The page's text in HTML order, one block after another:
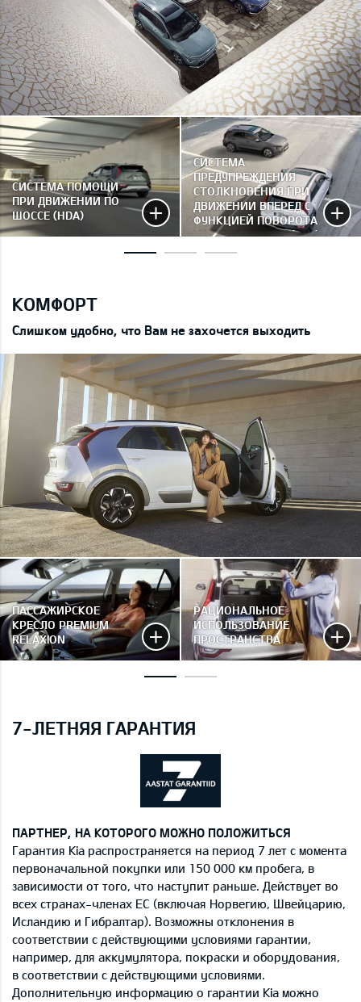
СИСТЕМА ПОМОЩИ
ПРИ ДВИЖЕНИИ ПО
ШОССЕ (HDA)
СИСТЕМА
ПРЕДУПРЕЖДЕНИЯ
СТОЛКНОВЕНИЯ ПРИ
ДВИЖЕНИИ ВПЕРЕД С
ФУНКЦИЕЙ ПОВОРОТА
НА ПЕРЕКРЕСТКЕ (FCA)
КОМФОРТ
Слишком удобно, что Вам не захочется выходить
ПАССАЖИРСКОЕ
КРЕСЛО PREMIUM
RELAXION
РАЦИОНАЛЬНОЕ
ИСПОЛЬЗОВАНИЕ
ПРОСТРАНСТВА
7-ЛЕТНЯЯ ГАРАНТИЯ
ПАРТНЕР, НА КОТОРОГО МОЖНО ПОЛОЖИТЬСЯ
Гарантия Kia распространяется на период 7 лет с момента
первоначальной покупки или 150 000 км пробега, в
зависимости от того, что наступит раньше. Действует во
всех странах-членах ЕС (включая Норвегию, Швейцарию,
Исландию и Гибралтар). Возможны отклонения в
соответствии с действующими условиями гарантии,
например, для аккумулятора, покраски и оборудования,
в соответствии с действующими условиями.
Дополнительную информацию о гарантии Kia можно